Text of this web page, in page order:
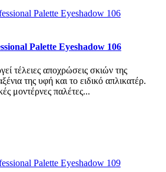
Palette Eyeshadow 106
τέλειες αποχρώσεις σκιών της
της υφή και το ειδικό απλικατέρ.
μοντέρνες παλέτες...